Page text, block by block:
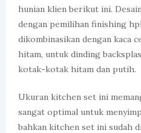
hunian klien berikut ini.
dengan pemilihan finishing
dikombinasikan dengan kaca
hitam, untuk dinding
kotak-kotak hitam dan putih.
Ukuran kitchen set ini
sangat optimal untuk
bahkan kitchen set ini sudah